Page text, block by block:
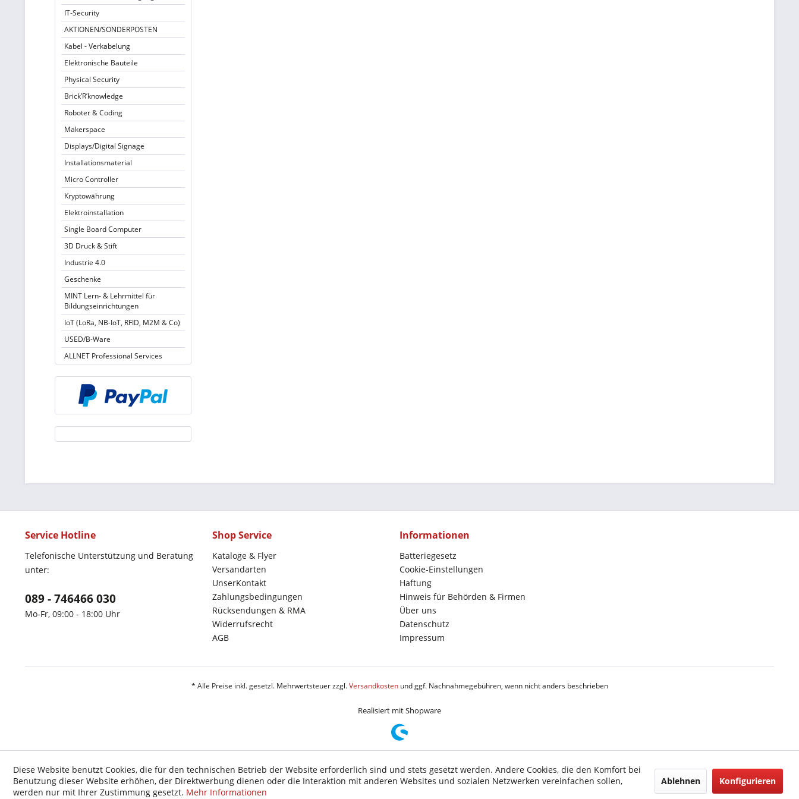
IT-Security
AKTIONEN/SONDERPOSTEN
Kabel - Verkabelung
Elektronische Bauteile
Physical Security
Brick’R’knowledge
Roboter & Coding
Makerspace
Displays/Digital Signage
Installationsmaterial
Micro Controller
Kryptowährung
Elektroinstallation
Single Board Computer
3D Druck & Stift
Industrie 4.0
Geschenke
MINT Lern- & Lehrmittel für
Bildungseinrichtungen
IoT (LoRa, NB-IoT, RFID, M2M & Co)
USED/B-Ware
ALLNET Professional Services
Service Hotline
Telefonische Unterstützung und Beratung
unter:
089 - 746466 030
Mo-Fr, 09:00 - 18:00 Uhr
Shop Service
Kataloge & Flyer
Versandarten
UnserKontakt
Zahlungsbedingungen
Rücksendungen & RMA
Widerrufsrecht
AGB
Informationen
Batteriegesetz
Cookie-Einstellungen
Haftung
Hinweis für Behörden & Firmen
Über uns
Datenschutz
Impressum
* Alle Preise inkl. gesetzl. Mehrwertsteuer zzgl.Versandkostenund ggf. Nachnahmegebühren, wenn nicht anders beschrieben
Realisiert mit Shopware
Diese Website benutzt Cookies, die für den technischen Betrieb der Website erforderlich sind und stets gesetzt werden. Andere Cookies, die den Komfort bei
Benutzung dieser Website erhöhen, der Direktwerbung dienen oder die Interaktion mit anderen Websites und sozialen Netzwerken vereinfachen sollen,
werden nur mit Ihrer Zustimmung gesetzt. Mehr Informationen
Ablehnen Konfigurieren